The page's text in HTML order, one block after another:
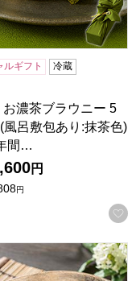
に登録する
ルギフト 冷蔵
お濃茶ブラウニー 5
風呂敷包あり:抹茶色)
間…
円
円
間ギフト】
治 茶游堂 茶彩菓「わ